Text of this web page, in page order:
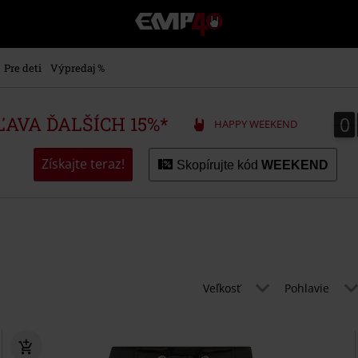
EMP
-
Hudba,
Merch
hráčov,
Alternatívna
Pre deti Výpredaj %
ĎALŠÍCH 15%* HAPPY WEEKEND 0
0
Získajte teraz! Skopírujte kód WEEKEND
Veľkosť Pohlavie